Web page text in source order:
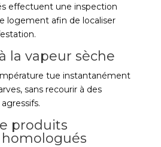
effectuent une inspection
logement afin de localiser
la vapeur sèche
tue instantanément
sans recourir à des
produits